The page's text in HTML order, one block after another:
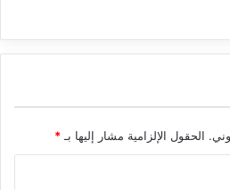
الحقول الإلزامية مشار إليها بـ *